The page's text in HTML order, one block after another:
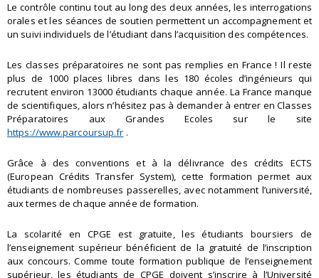
Le contrôle continu tout au long des deux années, les interrogations
orales et les séances de soutien permettent un accompagnement et
un suivi individuels de l’étudiant dans l’acquisition des compétences.
Les classes préparatoires ne sont pas remplies en France ! Il reste
plus de 1000 places libres dans les 180 écoles d’ingénieurs qui
recrutent environ 13000 étudiants chaque année. La France manque
de scientifiques, alors n’hésitez pas à demander à entrer en Classes
Préparatoires aux Grandes Ecoles sur le site
https://www.parcoursup.fr .
Grâce à des conventions et à la délivrance des crédits ECTS
(European Crédits Transfer System), cette formation permet aux
étudiants de nombreuses passerelles, avec notamment l’université,
aux termes de chaque année de formation.
La scolarité en CPGE est gratuite, les étudiants boursiers de
l’enseignement supérieur bénéficient de la gratuité de l’inscription
aux concours. Comme toute formation publique de l’enseignement
supérieur, les étudiants de CPGE doivent s’inscrire à l’Université